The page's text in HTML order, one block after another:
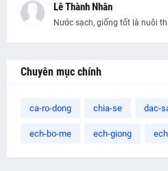
Lê Thành Nhân
Nước sạch, giống tốt là nuôi
Chuyên mục chính
ca-ro-dong chia-se dac-
ech-bo-me ech-giong